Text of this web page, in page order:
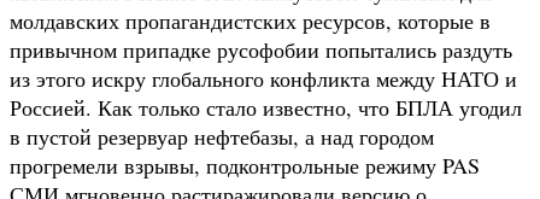
молдавских пропагандистских ресурсов, которые в
привычном припадке русофобии попытались раздуть
из этого искру глобального конфликта между НАТО и
Россией. Как только стало известно, что БПЛА угодил
в пустой резервуар нефтебазы, а над городом
прогремели взрывы, подконтрольные режиму PAS